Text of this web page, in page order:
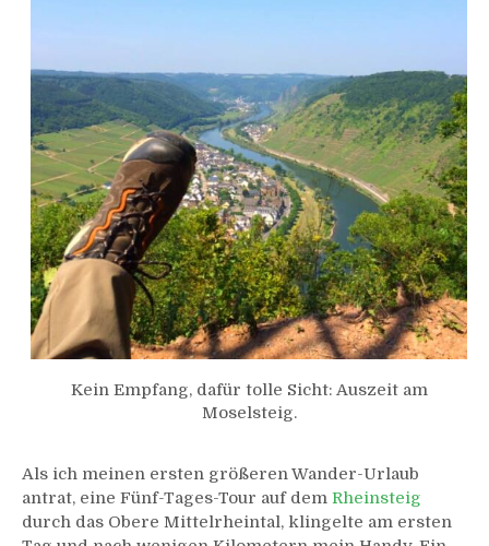
Kein Empfang, dafür tolle Sicht: Auszeit am
Moselsteig.
Als ich meinen ersten größeren Wander-Urlaub
antrat, eine Fünf-Tages-Tour auf dem Rheinsteig
durch das Obere Mittelrheintal, klingelte am ersten